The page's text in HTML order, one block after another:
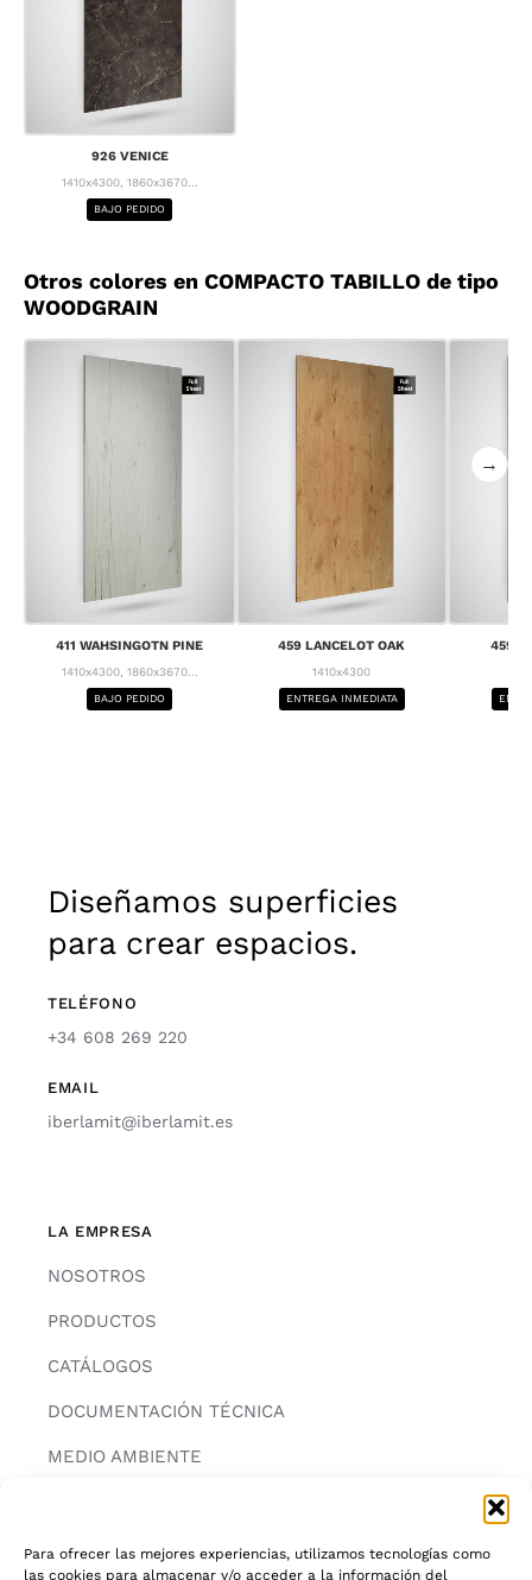
Para ofrecer las mejores experiencias, utilizamos tecnologías como
las cookies para almacenar y/o acceder a la información del
926 VENICE
1410x4300, 1860x3670...
BAJO PEDIDO
Otros colores en COMPACTO TABILLO de tipo
WOODGRAIN
411 WAHSINGOTN PINE
1410x4300, 1860x3670...
BAJO PEDIDO
459 LANCELOT OAK
1410x4300
ENTREGA INMEDIATA
459
→
Diseñamos superficies
para crear espacios.
TELÉFONO
+34 608 269 220
EMAIL
iberlamit@iberlamit.es
LA EMPRESA
NOSOTROS
PRODUCTOS
CATÁLOGOS
DOCUMENTACIÓN TÉCNICA
MEDIO AMBIENTE